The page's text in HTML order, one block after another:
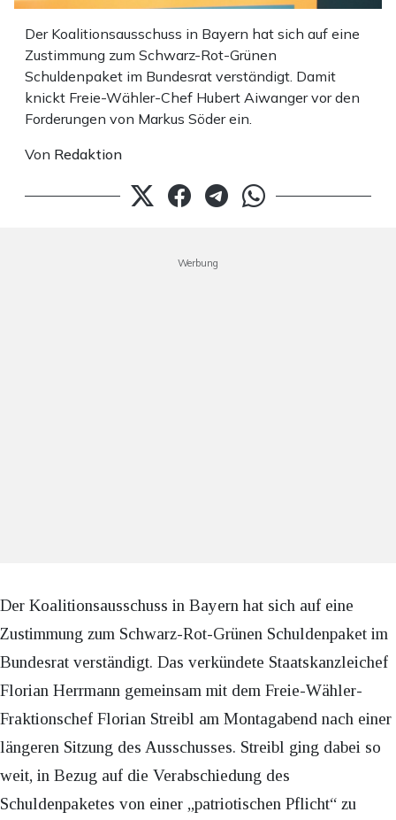
Der Koalitionsausschuss in Bayern hat sich auf eine
Zustimmung zum Schwarz-Rot-Grünen
Schuldenpaket im Bundesrat verständigt. Damit
knickt Freie-Wähler-Chef Hubert Aiwanger vor den
Forderungen von Markus Söder ein.
Von Redaktion
Werbung
Der Koalitionsausschuss in Bayern hat sich auf eine
Zustimmung zum Schwarz-Rot-Grünen Schuldenpaket im
Bundesrat verständigt. Das verkündete Staatskanzleichef
Florian Herrmann gemeinsam mit dem Freie-Wähler-
Fraktionschef Florian Streibl am Montagabend nach einer
längeren Sitzung des Ausschusses. Streibl ging dabei so
weit, in Bezug auf die Verabschiedung des
Schuldenpaketes von einer „patriotischen Pflicht“ zu